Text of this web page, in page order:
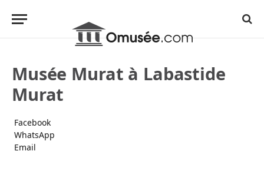
Musée Murat à Labastide
Murat
Facebook
WhatsApp
Email